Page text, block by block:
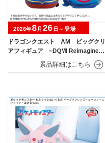
ドラゴンクエスト AM ビッグクリ
アフィギュア ~DQⅦ Reimagined
発売記念編~
2026年8月 26 日～登場